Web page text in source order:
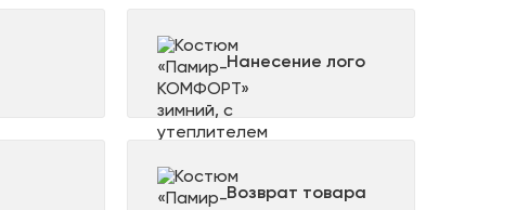
Нанесение лого
Возврат товара